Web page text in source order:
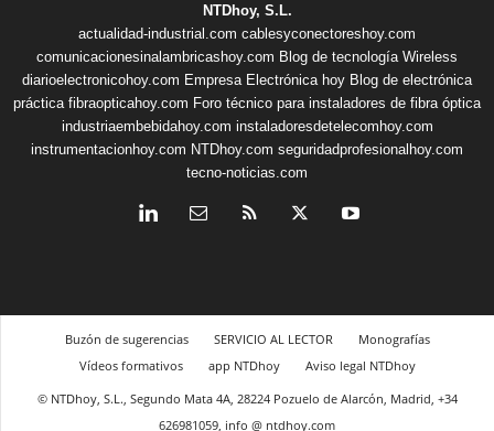
NTDhoy, S.L.
actualidad-industrial.com cablesyconectoreshoy.com
comunicacionesinalambricashoy.com Blog de tecnología Wireless
diarioelectronicohoy.com Empresa Electrónica hoy Blog de electrónica
práctica fibraopticahoy.com Foro técnico para instaladores de fibra óptica
industriaembebidahoy.com instaladoresdetelecomhoy.com
instrumentacionhoy.com NTDhoy.com seguridadprofesionalhoy.com
tecno-noticias.com
Buzón de sugerencias SERVICIO AL LECTOR
Monografías
Vídeos formativos
app NTDhoy
Aviso legal NTDhoy
© NTDhoy, S.L., Segundo Mata 4A, 28224 Pozuelo de Alarcón, Madrid, +34
626981059, info @ ntdhoy.com